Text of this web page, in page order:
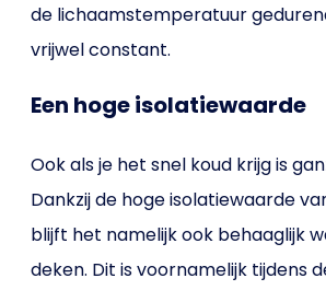
de lichaamstemperatuur
vrijwel constant.
Een hoge isolatiewaarde
Ook als je het snel koud krijg is
Dankzij de hoge isolatiewaarde
blijft het namelijk ook behaaglijk
deken. Dit is voornamelijk tijdens